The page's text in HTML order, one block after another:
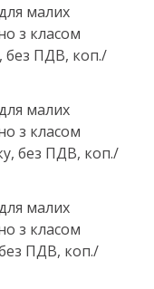
малих
з класом
без ПДВ, коп./
малих
з класом
без ПДВ, коп./
малих
з класом
ПДВ, коп./